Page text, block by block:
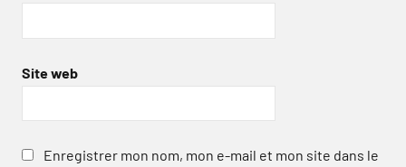
Site web
Enregistrer mon nom, mon e-mail et mon site dans le